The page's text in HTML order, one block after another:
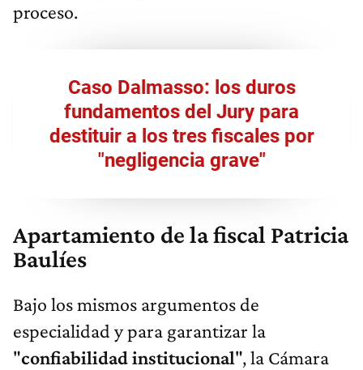
proceso.
Caso Dalmasso: los duros
fundamentos del Jury para
destituir a los tres fiscales por
"negligencia grave"
Apartamiento de la fiscal Patricia
Baulíes
Bajo los mismos argumentos de
especialidad y para garantizar la
"confiabilidad institucional", la Cámara